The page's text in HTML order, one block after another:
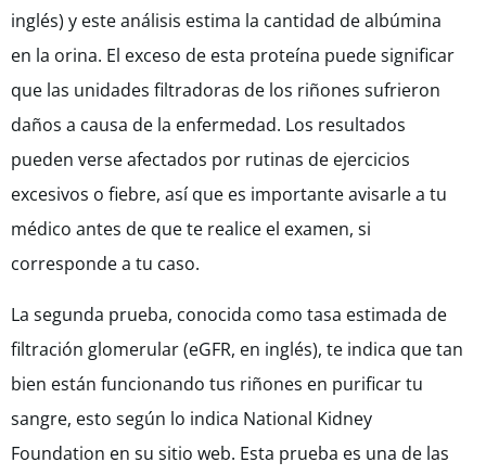
inglés) y este análisis estima la cantidad de albúmina
en la orina. El exceso de esta proteína puede significar
que las unidades filtradoras de los riñones sufrieron
daños a causa de la enfermedad. Los resultados
pueden verse afectados por rutinas de ejercicios
excesivos o fiebre, así que es importante avisarle a tu
médico antes de que te realice el examen, si
corresponde a tu caso.
La segunda prueba, conocida como tasa estimada de
filtración glomerular (eGFR, en inglés), te indica que tan
bien están funcionando tus riñones en purificar tu
sangre, esto según lo indica National Kidney
Foundation en su sitio web. Esta prueba es una de las